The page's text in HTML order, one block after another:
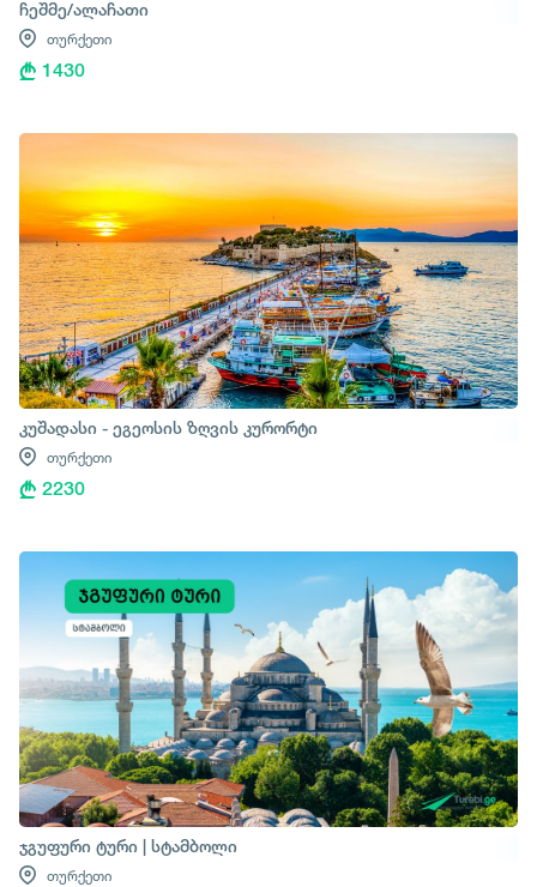
ჩეშმე/ალაჩათი
თურქეთი
1430
კუშადასი - ეგეოსის ზღვის კურორტი
თურქეთი
2230
ჯგუფური ტური | სტამბოლი
თურქეთი